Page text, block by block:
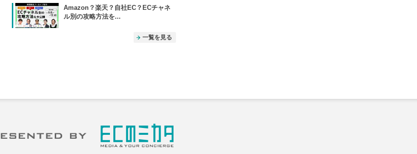
Amazon？楽天？自社EC？ECチャネ
ル別の攻略方法を...
一覧を見る